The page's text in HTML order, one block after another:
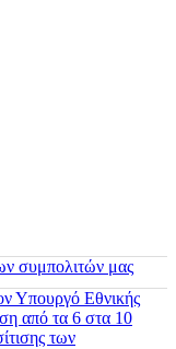
συμπολιτών μας
Υπουργό Εθνικής
από τα 6 στα 10
των